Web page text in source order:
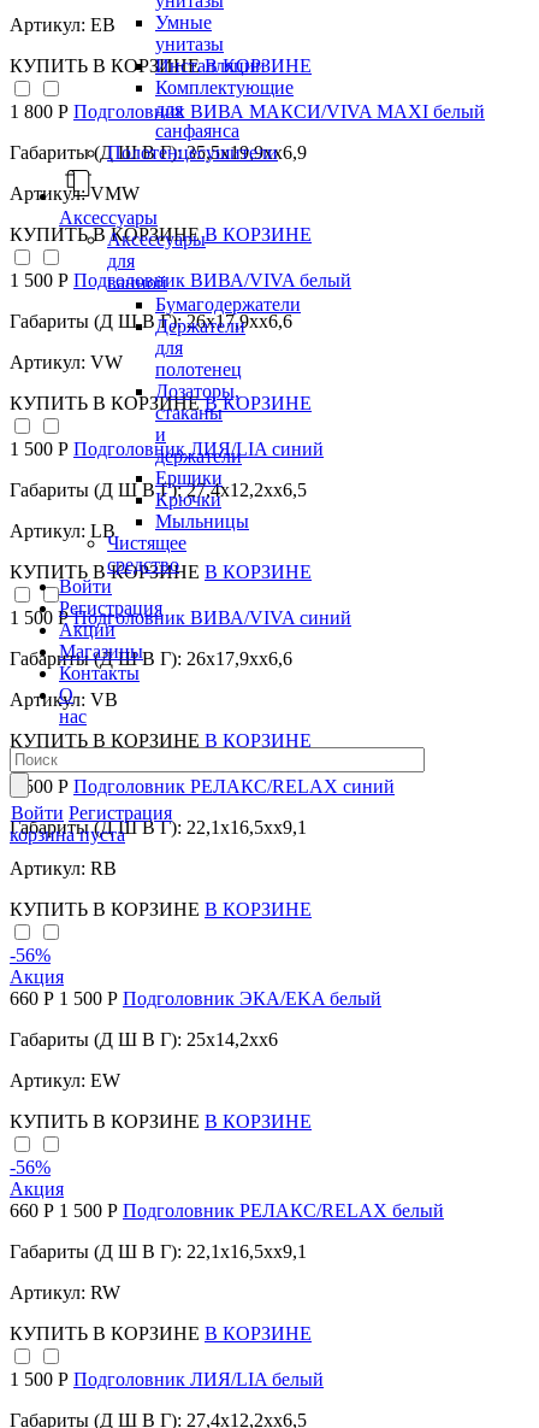
Умные
унитазы
Инсталляции
Комплектующие
для
санфаянса
Полотенцесушители
Аксессуары
Аксессуары
для
ванной
Бумагодержатели
Держатели
для
полотенец
Дозаторы,
стаканы
и
держатели
Ершики
Крючки
Мыльницы
Чистящее
средство
Войти
Регистрация
Акции
Магазины
Контакты
О
нас
Войти Регистрация
корзина пуста
Артикул: EB
КУПИТЬ В КОРЗИНЕ В КОРЗИНЕ
1 800 Р Подголовник ВИВА МАКСИ/VIVA MAXI белый
Габариты (Д Ш В Г): 35,5x19,9xx6,9
Артикул: VMW
КУПИТЬ В КОРЗИНЕ В КОРЗИНЕ
1 500 Р Подголовник ВИВА/VIVA белый
Габариты (Д Ш В Г): 26x17,9xx6,6
Артикул: VW
КУПИТЬ В КОРЗИНЕ В КОРЗИНЕ
1 500 Р Подголовник ЛИЯ/LIA синий
Габариты (Д Ш В Г): 27,4x12,2xx6,5
Артикул: LB
КУПИТЬ В КОРЗИНЕ В КОРЗИНЕ
1 500 РПодголовник ВИВА/VIVA синий
Габариты (Д Ш В Г): 26x17,9xx6,6
Артикул: VB
КУПИТЬ В КОРЗИНЕ В КОРЗИНЕ
1 500 Р Подголовник РЕЛАКС/RELAX синий
Габариты (Д Ш В Г): 22,1x16,5xx9,1
Артикул: RB
КУПИТЬ В КОРЗИНЕ В КОРЗИНЕ
-56%
Акция
660 Р 1 500 Р Подголовник ЭКА/EKA белый
Габариты (Д Ш В Г): 25x14,2xx6
Артикул: EW
КУПИТЬ В КОРЗИНЕ В КОРЗИНЕ
-56%
Акция
660 Р 1 500 Р Подголовник РЕЛАКС/RELAX белый
Габариты (Д Ш В Г): 22,1x16,5xx9,1
Артикул: RW
КУПИТЬ В КОРЗИНЕ В КОРЗИНЕ
1 500 Р Подголовник ЛИЯ/LIA белый
Габариты (Д Ш В Г): 27,4x12,2xx6,5